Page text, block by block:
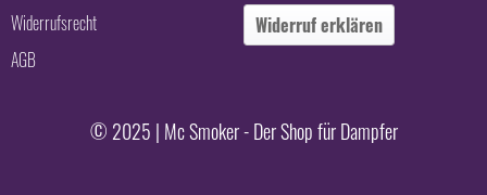
Widerrufsrecht
AGB
Widerruf erklären
© 2025 | Mc Smoker - Der Shop für Dampfer